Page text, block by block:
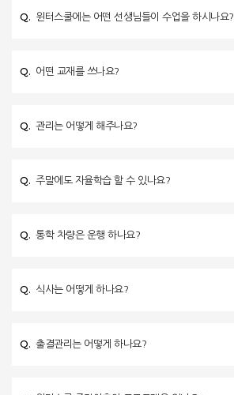
Q. 윈터스쿨에는 어떤 선생님들이 수업을 하시나요?
Q. 어떤 교재를 쓰나요?
Q. 관리는 어떻게 해주나요?
Q. 주말에도 자율학습 할 수 있나요?
Q. 통학 차량은 운행 하나요?
Q. 식사는 어떻게 하나요?
Q. 출결관리는 어떻게 하나요?